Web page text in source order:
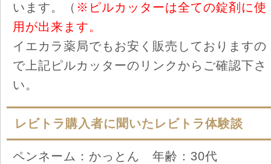
います。（ ※ピルカッターは全ての錠剤に使
用が出来ます。
イエカラ薬局でもお安く販売しておりますの
で上記ピルカッターのリンクからご確認下さ
い。
レビトラ購入者に聞いたレビトラ体験談
ペンネーム：かっとん 年齢：30代